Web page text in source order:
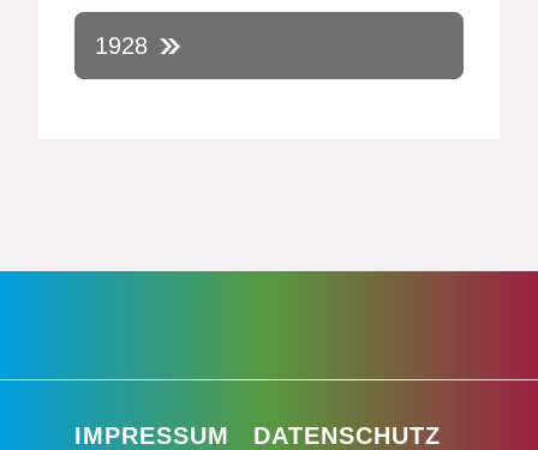
1928
IMPRESSUM DATENSCHUTZ